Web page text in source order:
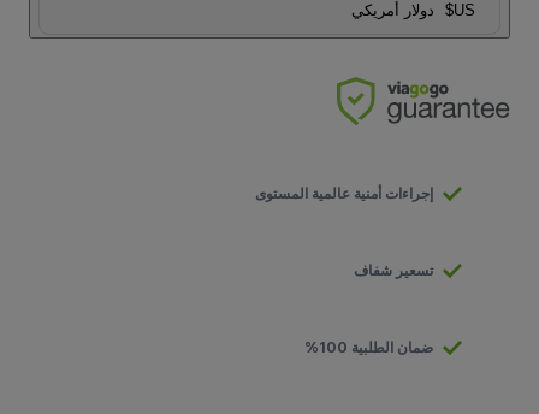
US$ دولار أمريكي
إجراءات أمنية عالمية المستوى
تسعير شفاف
ضمان الطلبية 100%